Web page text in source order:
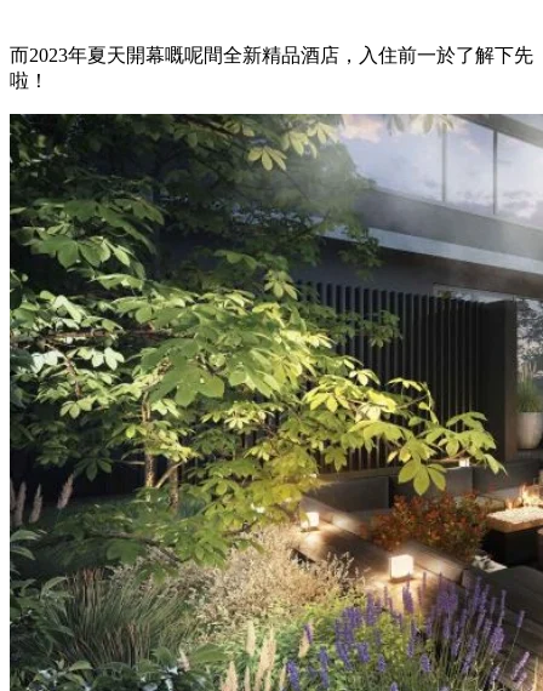
而2023年夏天開幕嘅呢間全新精品酒店，入住前一於了解下先
啦！